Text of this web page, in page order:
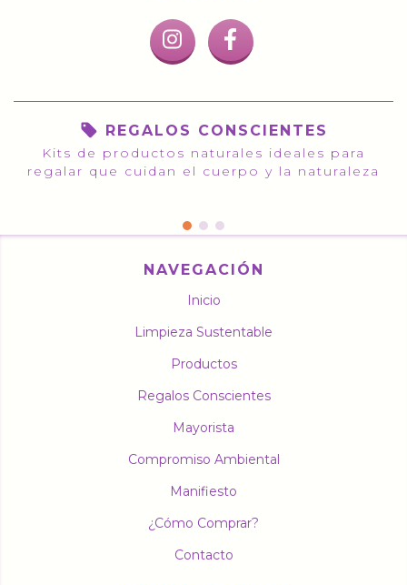
REGALOS CONSCIENTES
Kits de productos naturales ideales para
regalar que cuidan el cuerpo y la naturaleza
NAVEGACIÓN
Inicio
Limpieza Sustentable
Productos
Regalos Conscientes
Mayorista
Compromiso Ambiental
Manifiesto
¿Cómo Comprar?
Contacto